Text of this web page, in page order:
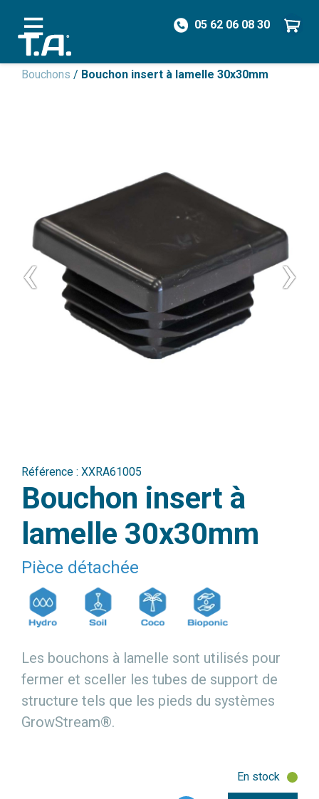
05 62 06 08 30
/ Pièces détachées
Bouchons / Bouchon insert à lamelle 30x30mm
‹ ›
Référence : XXRA61005
Bouchon insert à
lamelle 30x30mm
Pièce détachée
Les bouchons à lamelle sont utilisés pour
fermer et sceller les tubes de support de
structure tels que les pieds du systèmes
GrowStream®.
En stock